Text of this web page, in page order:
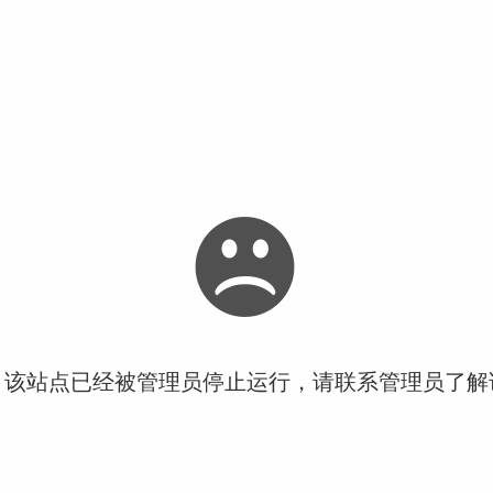
站点已经被管理员停止运行，请联系管理员了